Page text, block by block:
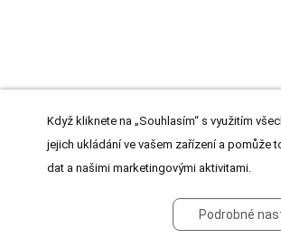
Když kliknete na „Souhlasím“ s využitím
jejich ukládání ve vašem zařízení a pomůže
dat a našimi marketingovými aktivitami.
Podrobné